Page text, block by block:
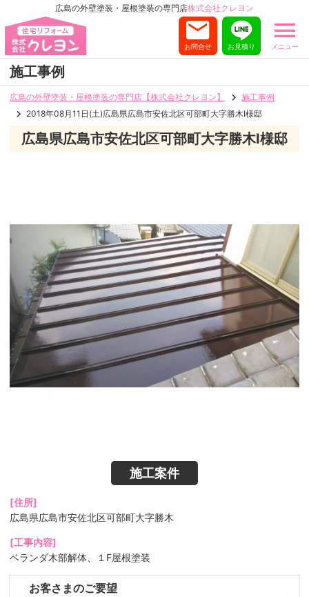
広島の外壁塗装・屋根塗装の専門店株式会社クレヨン
メニュー
お見積り
お問合せ
施工事例
広島の外壁塗装・屋根塗装の専門店【株式会社クレヨン】
施工事例
2018年08月11日(土)広島県広島市安佐北区可部町大字勝木I様邸
広島県広島市安佐北区可部町大字勝木I様邸
施工案件
[住所]
広島県広島市安佐北区可部町大字勝木
[工事内容]
ベランダ木部解体、１F屋根塗装
お客さまのご要望